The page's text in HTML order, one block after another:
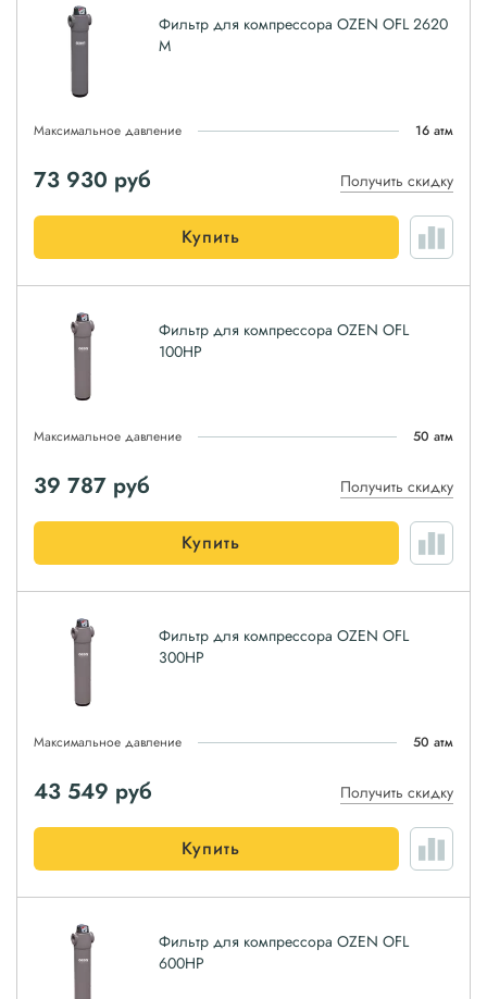
Фильтр для компрессора OZEN OFL 2620
M
Максимальное давление 16 атм
73 930 руб Получить скидку
Купить
Фильтр для компрессора OZEN OFL
100HP
Максимальное давление 50 атм
39 787 руб Получить скидку
Купить
Фильтр для компрессора OZEN OFL
300HP
Максимальное давление 50 атм
43 549 руб Получить скидку
Купить
Фильтр для компрессора OZEN OFL
600HP